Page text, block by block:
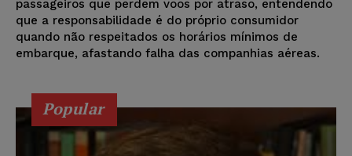
passageiros que perdem voos por atraso, entendendo
que a responsabilidade é do próprio consumidor
quando não respeitados os horários mínimos de
embarque, afastando falha das companhias aéreas.
Popular